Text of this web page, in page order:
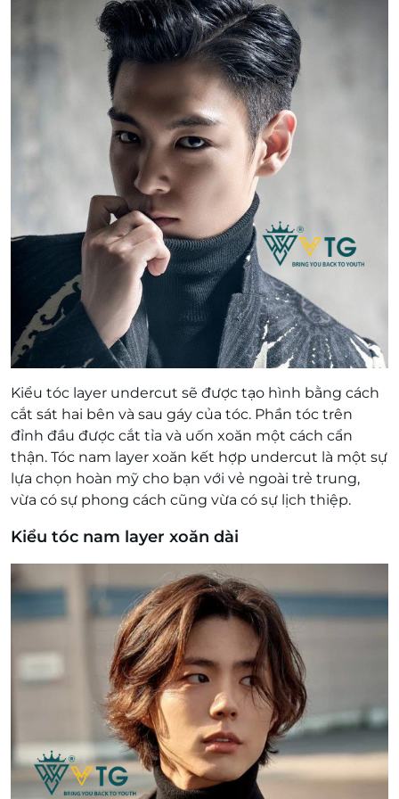
Kiểu tóc layer undercut sẽ được tạo hình bằng cách
cắt sát hai bên và sau gáy của tóc. Phần tóc trên
đỉnh đầu được cắt tỉa và uốn xoăn một cách cẩn
thận. Tóc nam layer xoăn kết hợp undercut là một sự
lựa chọn hoàn mỹ cho bạn với vẻ ngoài trẻ trung,
vừa có sự phong cách cũng vừa có sự lịch thiệp.
Kiểu tóc nam layer xoăn dài